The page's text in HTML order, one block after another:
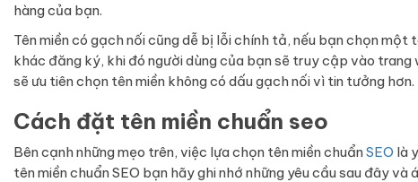
hàng của bạn.
Tên miền có gạch nối cũng dễ bị lỗi chính tả, nếu bạn chọn
khác đăng ký, khi đó người dùng của bạn sẽ truy cập vào
sẽ ưu tiên chọn tên miền không có dấu gạch nối vì tin tưởng hơn.
Cách đặt tên miền chuẩn seo
Bên cạnh những mẹo trên, việc lựa chọn tên miền chuẩnSEO là
tên miền chuẩn SEO bạn hãy ghi nhớ những yêu cầu sau đây và